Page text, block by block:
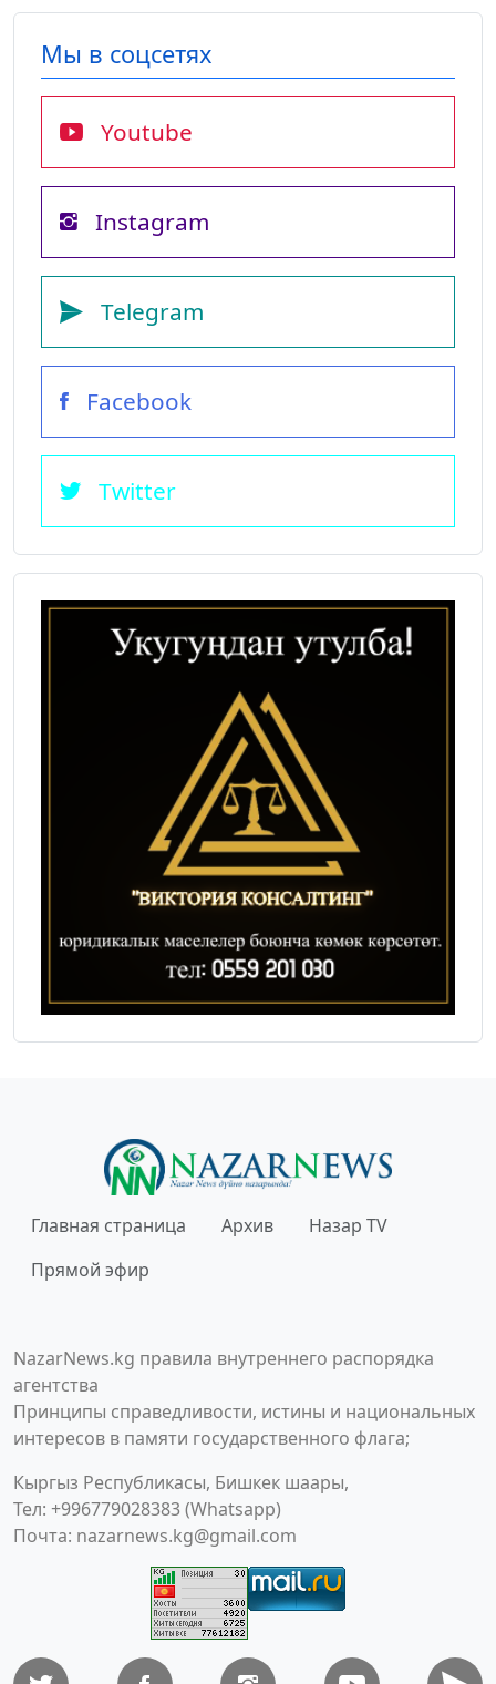
Мы в соцсетях
Youtube
Instagram
Telegram
Facebook
Twitter
Главная страница Архив
Назар TV
Прямой эфир
NazarNews.kg правила внутреннего распорядка
агентства
Принципы справедливости, истины и национальных
интересов в памяти государственного флага;
Кыргыз Республикасы, Бишкек шаары,
Тел: +996779028383 (Whatsapp)
Почта: nazarnews.kg@gmail.com